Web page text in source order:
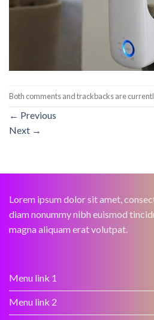
Both comments and trackbacks are
← Previous
Next →
Lorem ipsum dolor sit amet,
diam nonummy nibh euismod
magna aliquam erat volutpat.
Menu link 1
Menu link 2